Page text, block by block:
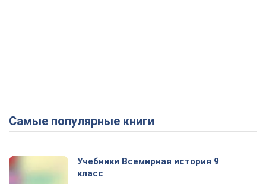
Самые популярные книги
Учебники Всемирная история 9
класс